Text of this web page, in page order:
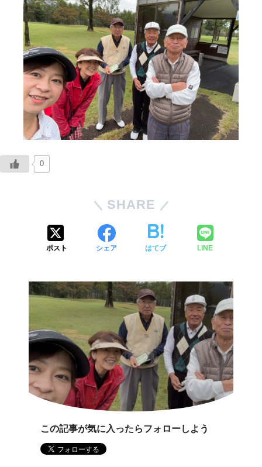
0
SHARE
ポスト シェア はてブ LINE
この記事が気に入ったらフォローしよう